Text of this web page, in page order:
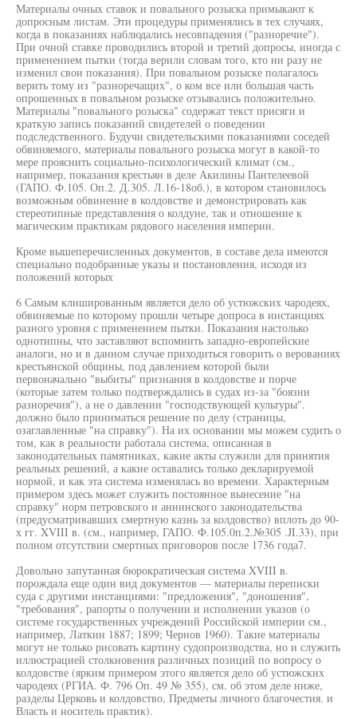
Материалы очных ставок и повального розыска примыкают к
допросным листам. Эти процедуры применялись в тех случаях,
когда в показаниях наблюдались несовпадения ("разноречие").
При очной ставке проводились второй и третий допросы, иногда с
применением пытки (тогда верили словам того, кто ни разу не
изменил свои показания). При повальном розыске полагалось
верить тому из "разноречащих", о ком все или большая часть
опрошенных в повальном розыске отзывались положительно.
Материалы "повального розыска" содержат текст присяги и
краткую запись показаний свидетелей о поведении
подследственного. Будучи свидетельскими показаниями соседей
обвиняемого, материалы повального розыска могут в какой-то
мере прояснить социально-психологический климат (см.,
например, показания крестьян в деле Акилины Пантелеевой
(ГАПО. Ф.105. Оп.2. Д.305. Л.16-18об.), в котором становилось
возможным обвинение в колдовстве и демонстрировать как
стереотипные представления о колдуне, так и отношение к
магическим практикам рядового населения империи.
Кроме вышеперечисленных документов, в составе дела имеются
специально подобранные указы и постановления, исходя из
положений которых
6 Самым клишированным является дело об устюжских чародеях,
обвиняемые по которому прошли четыре допроса в инстанциях
разного уровня с применением пытки. Показания настолько
однотипны, что заставляют вспомнить западно-европейские
аналоги, но и в данном случае приходиться говорить о верованиях
крестьянской общины, под давлением которой были
первоначально "выбиты" признания в колдовстве и порче
(которые затем только подтверждались в судах из-за "боязни
разноречия"), а не о давлении "господствующей культуры".
должно было приниматься решение по делу (страницы,
озаглавленные "на справку"). На их основании мы можем судить о
том, как в реальности работала система, описанная в
законодательных памятниках, какие акты служили для принятия
реальных решений, а какие оставались только декларируемой
нормой, и как эта система изменялась во времени. Характерным
примером здесь может служить постоянное вынесение "на
справку" норм петровского и аннинского законодательства
(предусматривавших смертную казнь за колдовство) вплоть до 90-
х гг. XVIII в. (см., например, ГАПО. Ф.105.0п.2.№305 .JI.33), при
полном отсутствии смертных приговоров после 1736 года7.
Довольно запутанная бюрократическая система XVIII в.
порождала еще один вид документов — материалы переписки
суда с другими инстанциями: "предложения", "доношения",
"требования", рапорты о получении и исполнении указов (о
системе государственных учреждений Российской империи см.,
например, Латкин 1887; 1899; Чернов 1960). Такие материалы
могут не только рисовать картину судопроизводства, но и служить
иллюстрацией столкновения различных позиций по вопросу о
колдовстве (ярким примером этого является дело об устюжских
чародеях (РГИА. Ф. 796 Оп. 49 № 355), см. об этом деле ниже,
разделы Церковь и колдовство, Предметы личного благочестия. и
Власть и носитель практик).